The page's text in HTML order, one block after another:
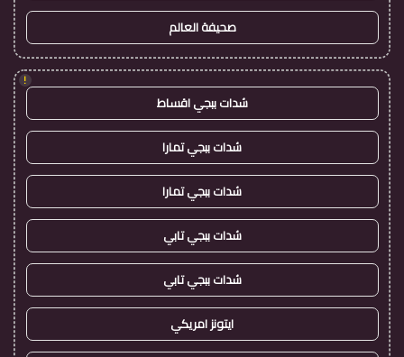
صحيفة العالم
!
شدات ببجي اقساط
شدات ببجي تمارا
شدات ببجي تمارا
شدات ببجي تابي
شدات ببجي تابي
ايتونز امريكي